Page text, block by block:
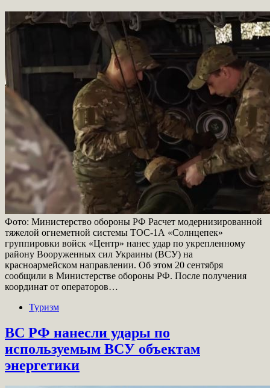
Фото: Министерство обороны РФ Расчет модернизированной
тяжелой огнеметной системы ТОС-1А «Солнцепек»
группировки войск «Центр» нанес удар по укрепленному
району Вооруженных сил Украины (ВСУ) на
красноармейском направлении. Об этом 20 сентября
сообщили в Министерстве обороны РФ. После получения
координат от операторов…
Туризм
ВС РФ нанесли удары по
используемым ВСУ объектам
энергетики